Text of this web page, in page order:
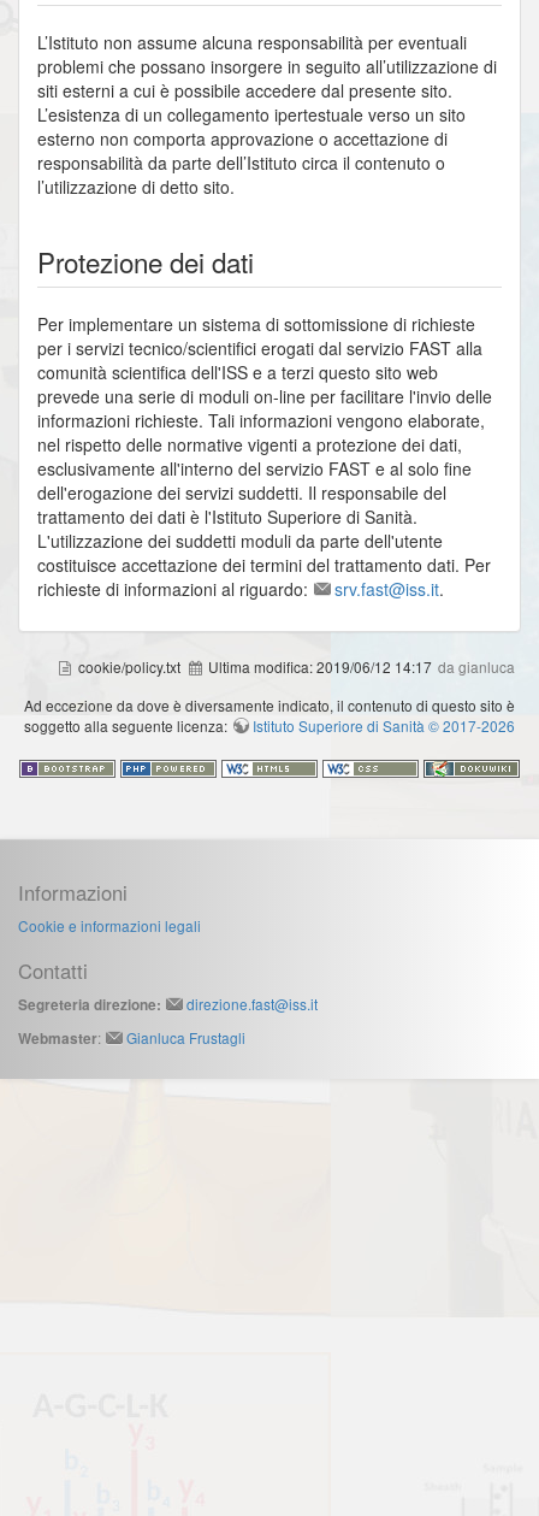
L’Istituto non assume alcuna responsabilità per eventuali
problemi che possano insorgere in seguito all’utilizzazione di
siti esterni a cui è possibile accedere dal presente sito.
L’esistenza di un collegamento ipertestuale verso un sito
esterno non comporta approvazione o accettazione di
responsabilità da parte dell’Istituto circa il contenuto o
l’utilizzazione di detto sito.
Protezione dei dati
Per implementare un sistema di sottomissione di richieste
per i servizi tecnico/scientifici erogati dal servizio FAST alla
comunità scientifica dell'ISS e a terzi questo sito web
prevede una serie di moduli on-line per facilitare l'invio delle
informazioni richieste. Tali informazioni vengono elaborate,
nel rispetto delle normative vigenti a protezione dei dati,
esclusivamente all'interno del servizio FAST e al solo fine
dell'erogazione dei servizi suddetti. Il responsabile del
trattamento dei dati è l'Istituto Superiore di Sanità.
L'utilizzazione dei suddetti moduli da parte dell'utente
costituisce accettazione dei termini del trattamento dati. Per
richieste di informazioni al riguardo:
srv.fast@iss.it.
cookie/policy.txt Ultima modifica:2019/06/12 14:17 da gianluca
Ad eccezione da dove è diversamente indicato, il contenuto di questo sito è
soggetto alla seguente licenza:
Istituto Superiore di Sanità © 2017-2026
Informazioni
Cookie e informazioni legali
Contatti
Segreteria direzione:
direzione.fast@iss.it
Webmaster: Gianluca Frustagli